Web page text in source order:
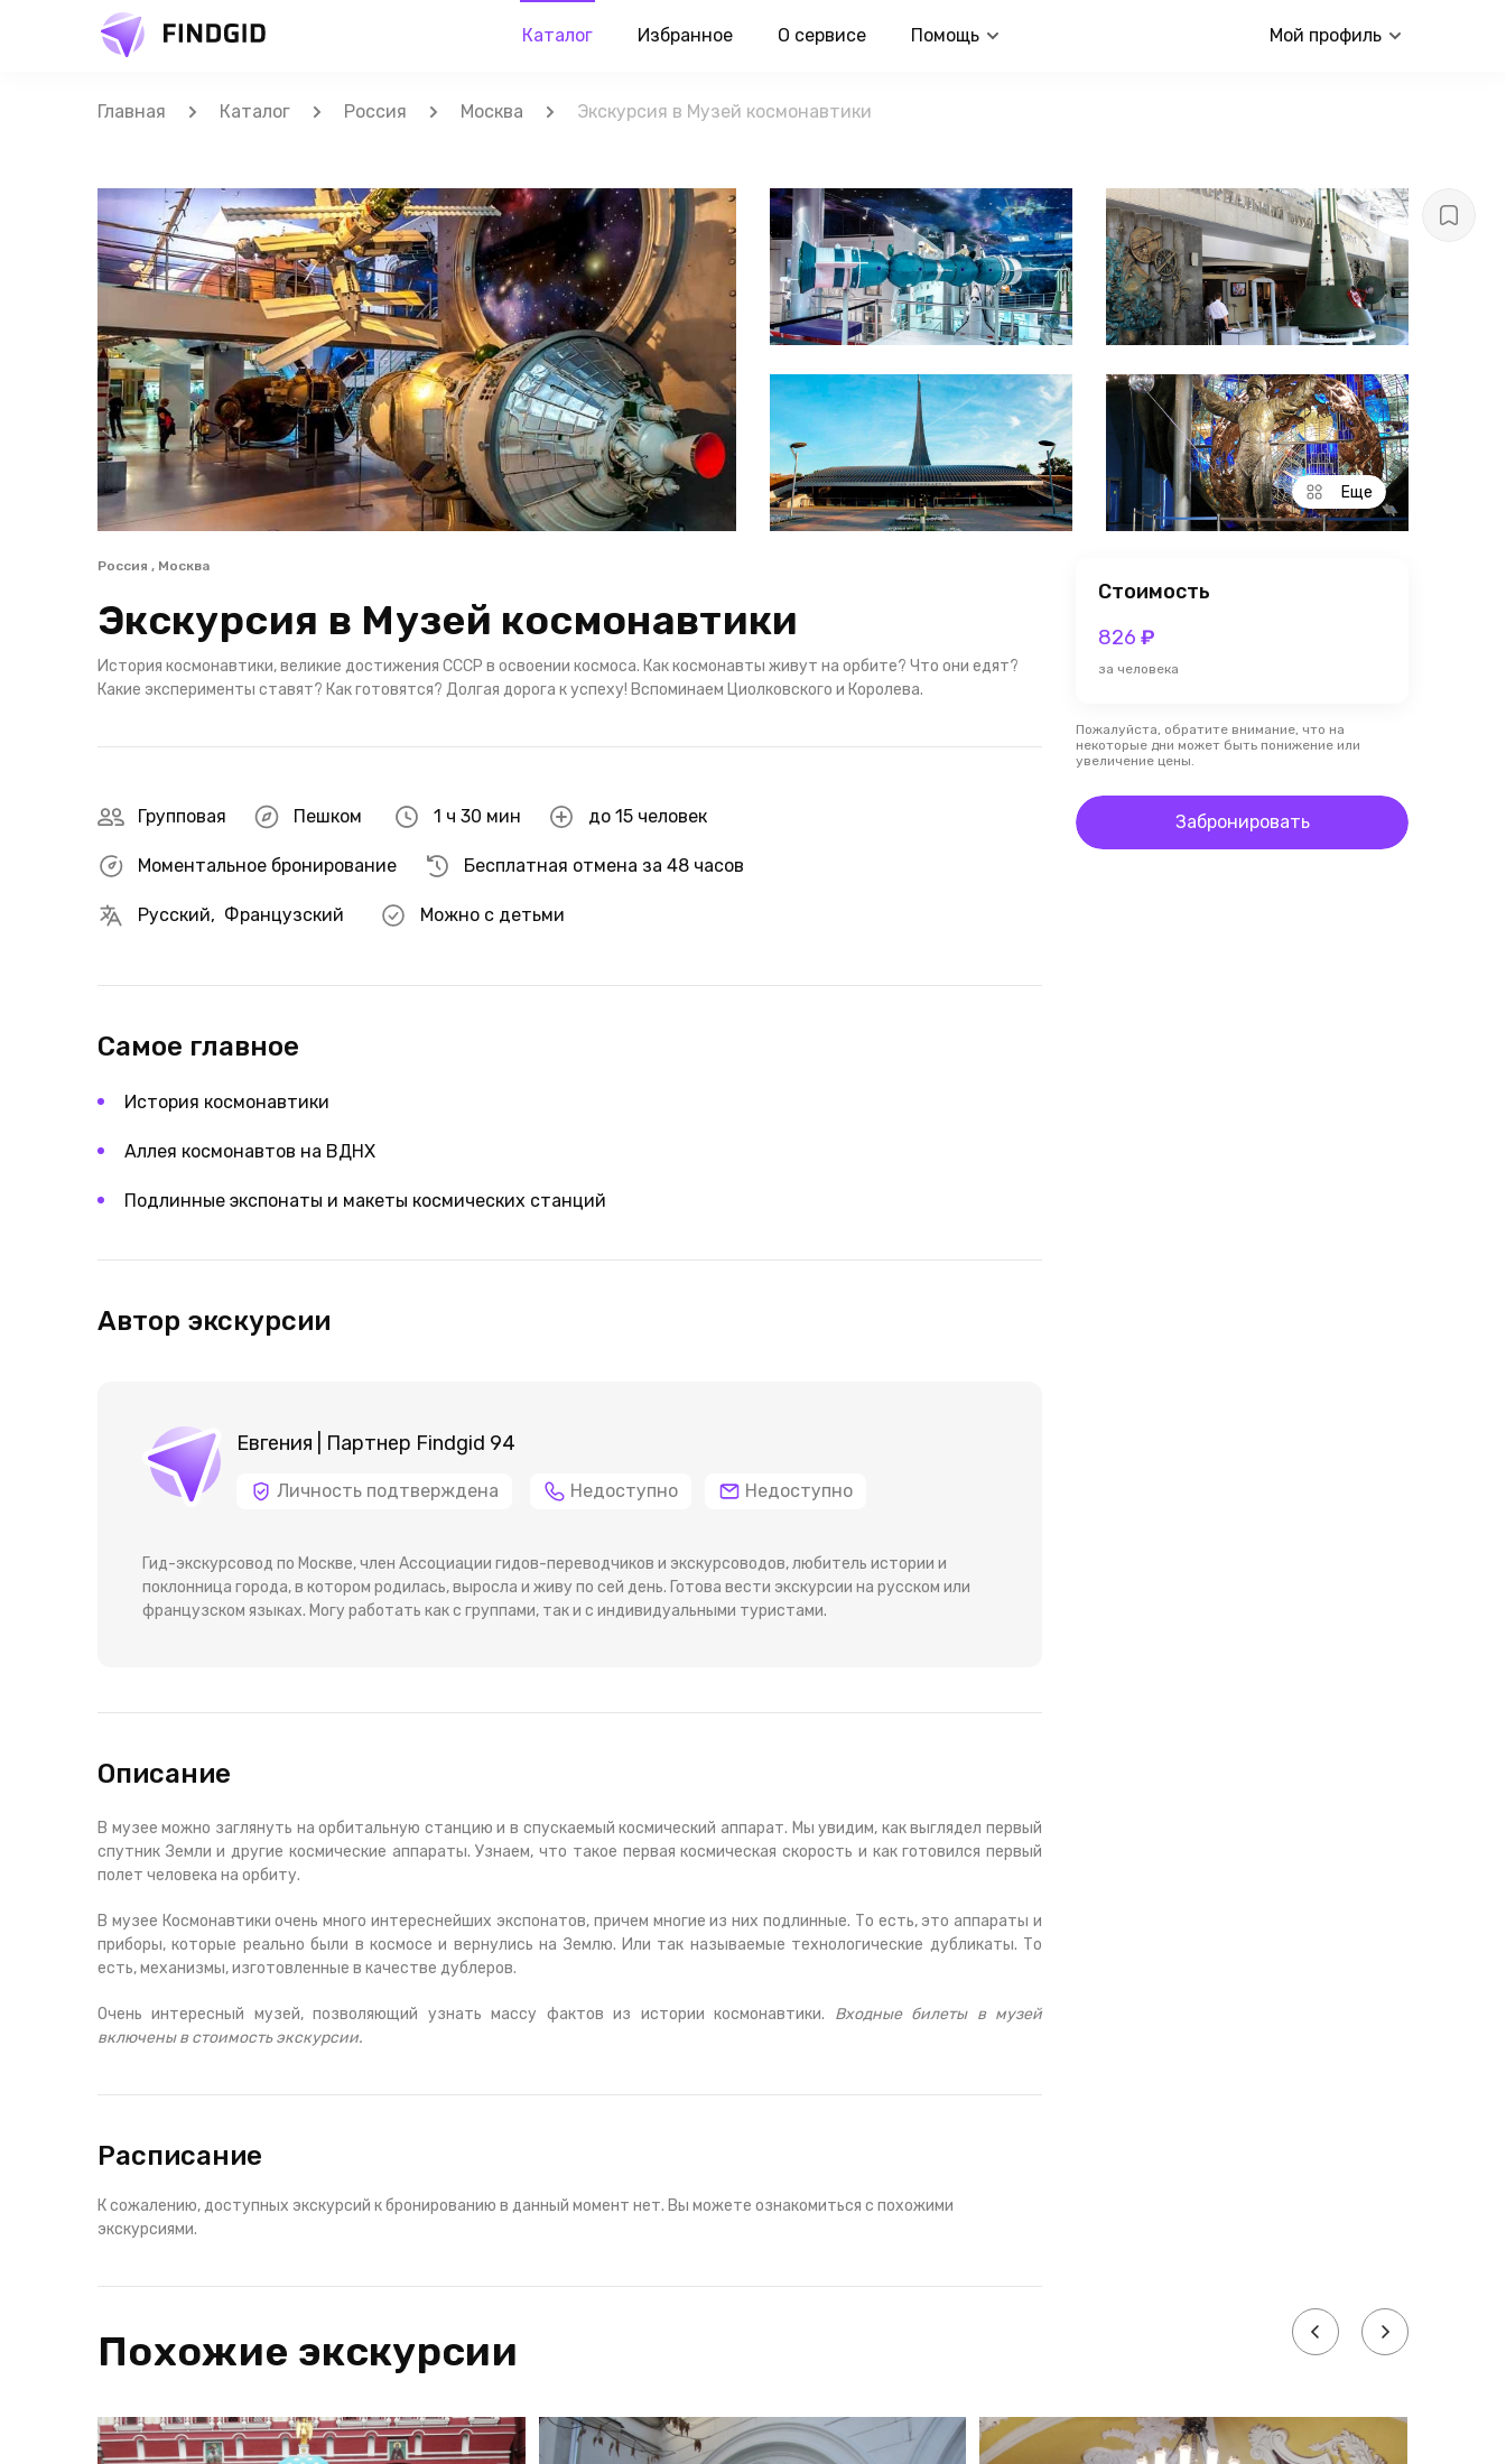
Каталог Избранное О сервисе Помощь Мой профиль
Главная Каталог Россия Москва Экскурсия в Музей космонавтики
Еще
Россия , Москва
Экскурсия в Музей космонавтики
История космонавтики, великие достижения СССР в освоении космоса. Как космонавты живут на орбите? Что они едят?
Какие эксперименты ставят? Как готовятся? Долгая дорога к успеху! Вспоминаем Циолковского и Королева.
Групповая Пешком 1 ч 30 мин до 15 человек
Моментальное бронирование Бесплатная отмена за 48 часов
Русский, Французский Можно с детьми
Самое главное
История космонавтики
Аллея космонавтов на ВДНХ
Подлинные экспонаты и макеты космических станций
Автор экскурсии
Евгения | Партнер Findgid 94
Личность подтверждена Недоступно Недоступно
Гид-экскурсовод по Москве, член Ассоциации гидов-переводчиков и экскурсоводов, любитель истории и
поклонница города, в котором родилась, выросла и живу по сей день. Готова вести экскурсии на русском или
французском языках. Могу работать как с группами, так и с индивидуальными туристами.
Описание
В музее можно заглянуть на орбитальную станцию и в спускаемый космический аппарат. Мы увидим, как выглядел первый
спутник Земли и другие космические аппараты. Узнаем, что такое первая космическая скорость и как готовился первый
полет человека на орбиту.
В музее Космонавтики очень много интереснейших экспонатов, причем многие из них подлинные. То есть, это аппараты и
приборы, которые реально были в космосе и вернулись на Землю. Или так называемые технологические дубликаты. То
есть, механизмы, изготовленные в качестве дублеров.
Очень интересный музей, позволяющий узнать массу фактов из истории космонавтики. Входные билеты в музей
включены в стоимость экскурсии.
Стоимость
826 ₽
за человека
Пожалуйста, обратите внимание, что на
некоторые дни может быть понижение или
увеличение цены.
Забронировать
Расписание
К сожалению, доступных экскурсий к бронированию в данный момент нет. Вы можете ознакомиться с похожими
экскурсиями.
Похожие экскурсии